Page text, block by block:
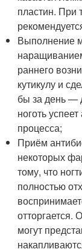
пластин. При
Выполнение
раннего
кутикулу и
бы за день —
ноготь
процесса;
Приём
некоторых
тому, что
полностью
могут